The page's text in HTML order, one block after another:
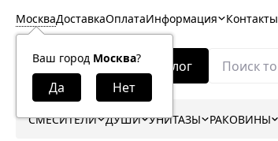
Москва
Ваш город Москва?
ДоставкаОплатаИнформация Контакты
Каталог
СМЕСИТЕЛИ ДУШИ УНИТАЗЫ РАКОВИНЫ